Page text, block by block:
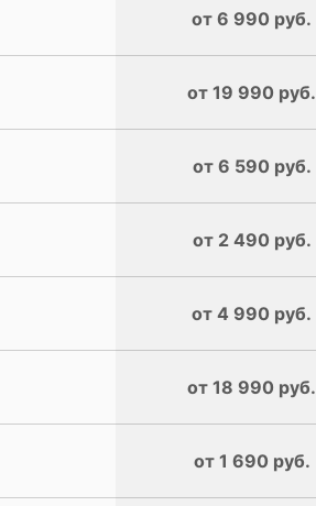
от 6 990 руб.
от 19 990 руб.
от 6 590 руб.
от 2 490 руб.
от 4 990 руб.
от 18 990 руб.
от 1 690 руб.